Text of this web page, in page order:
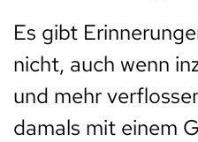
Es gibt
nicht, auch wenn
und mehr
damals mit einem